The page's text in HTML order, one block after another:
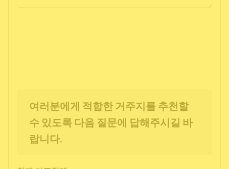
여러분에게 적합한 거주지를 추천할
수 있도록 다음 질문에 답해주시길 바
랍니다.